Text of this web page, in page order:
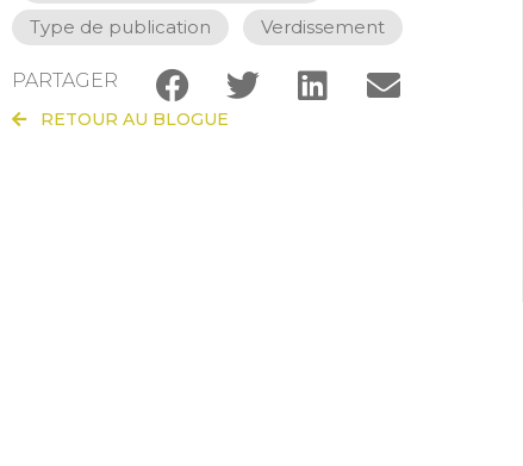
Type de publication
Verdissement
PARTAGER
RETOUR AU BLOGUE